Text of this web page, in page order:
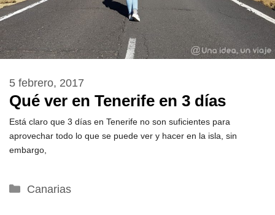
Qué ver en Tenerife en 3 días
5 febrero, 2017
Está claro que 3 días en Tenerife no son suficientes para
aprovechar todo lo que se puede ver y hacer en la isla, sin
embargo,
Categorías
Canarias